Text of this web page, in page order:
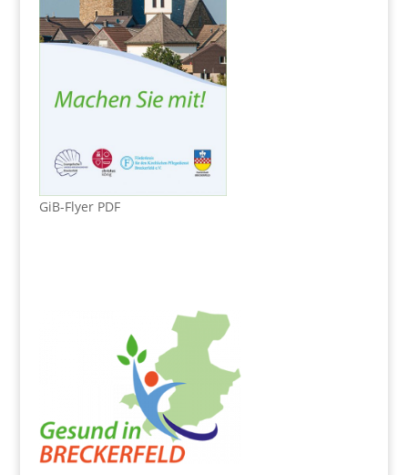
GiB-Flyer PDF